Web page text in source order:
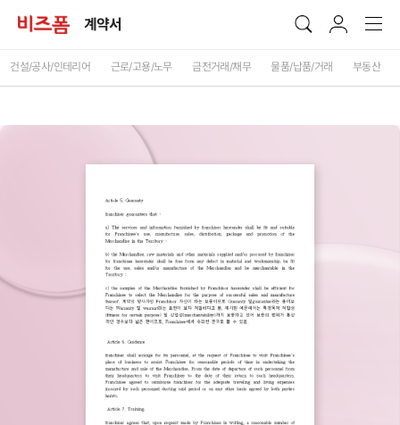
계약서
건설/공사/인테리어 근로/고용/노무 금전거래/채무 물품/납품/거래 부동산